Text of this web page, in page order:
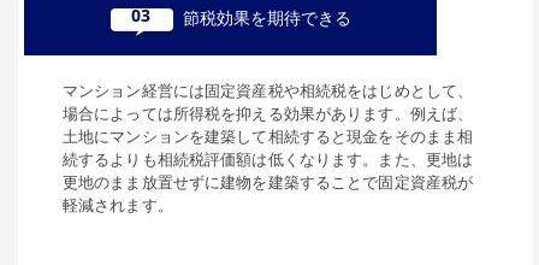
03 節税効果を期待できる
マンション経営には固定資産税や相続税をはじめとして、
場合によっては所得税を抑える効果があります。例えば、
土地にマンションを建築して相続すると現金をそのまま相
続するよりも相続税評価額は低くなります。また、更地は
更地のまま放置せずに建物を建築することで固定資産税が
軽減されます。